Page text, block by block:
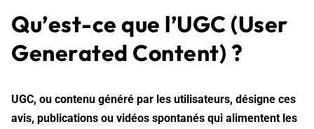
Ressources
Audit SEO
Qu’est-ce que l’UGC (User
Generated Content) ?
UGC, ou contenu généré par les utilisateurs, désigne ces
avis, publications ou vidéos spontanés qui alimentent les